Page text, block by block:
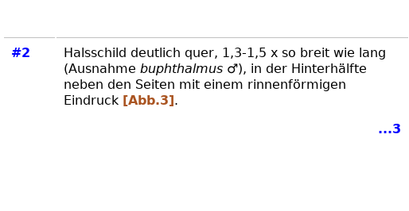
#2
Halsschild deutlich quer, 1,3-1,5 x so breit wie lang
(Ausnahme buphthalmus ♂), in der Hinterhälfte
neben den Seiten mit einem rinnenförmigen
Eindruck [Abb.3].
...3